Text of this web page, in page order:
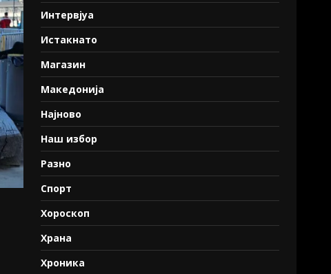
Интервјуа
Истакнато
Магазин
Македонија
Најново
Наш избор
Разно
Спорт
Хороскоп
Храна
Хроника